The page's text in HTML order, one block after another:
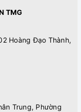
TMG
Hoàng Đạo Thành,
Trung, Phường